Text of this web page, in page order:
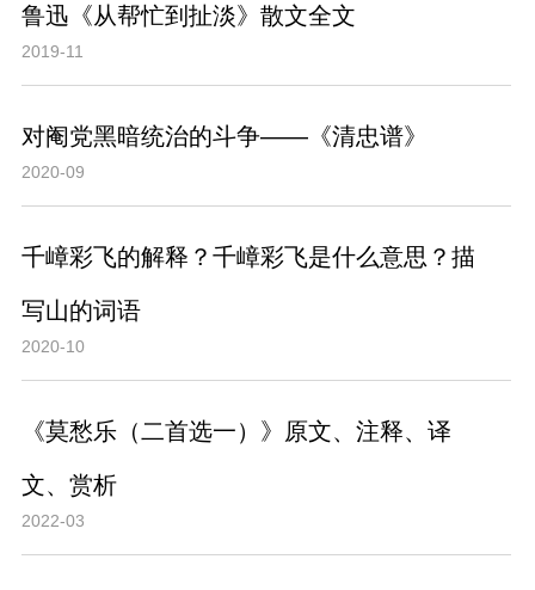
鲁迅《从帮忙到扯淡》散文全文
2019-11
对阉党黑暗统治的斗争——《清忠谱》
2020-09
千嶂彩飞的解释？千嶂彩飞是什么意思？描
写山的词语
2020-10
《莫愁乐（二首选一）》原文、注释、译
文、赏析
2022-03